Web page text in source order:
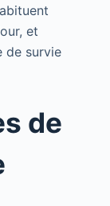
et
de survie
de